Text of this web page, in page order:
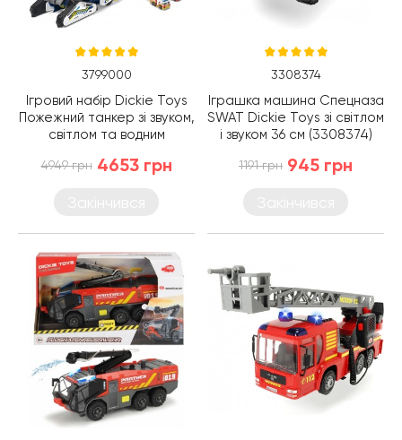
3799000
Ігровий набір Dickie Toys
Пожежний танкер зі звуком,
світлом та водним
(3799000)
4949 грн 4653 грн
3308374
Іграшка машина Спецназа
SWAT Dickie Toys зі світлом
і звуком 36 см (3308374)
1191 грн 945 грн